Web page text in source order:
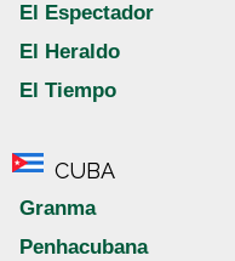
El Espectador
El Heraldo
El Tiempo
CUBA
Granma
Penhacubana